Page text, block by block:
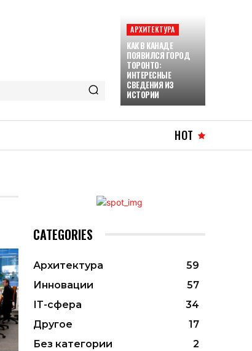
АРХИТЕКТУРА
КАК В КАНАДЕ
ПОЯВИЛСЯ ГОРОД
ТОРОНТО:
ИНТЕРЕСНЫЕ
СВЕДЕНИЯ ИЗ
ИСТОРИИ
HOT
CATEGORIES
Архитектура
59
Инновации
57
ІТ-сфера
34
Другое
17
Без категории
2